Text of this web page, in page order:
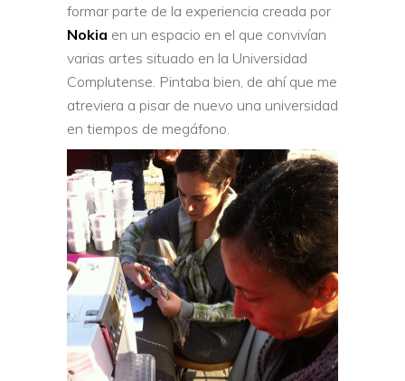
formar parte de la experiencia creada por
Nokia en un espacio en el que convivían
varias artes situado en la Universidad
Complutense. Pintaba bien, de ahí que me
atreviera a pisar de nuevo una universidad
en tiempos de megáfono.